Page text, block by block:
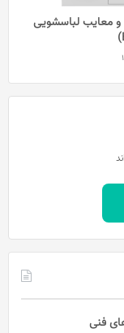
و معایب لباسشویی
فنی